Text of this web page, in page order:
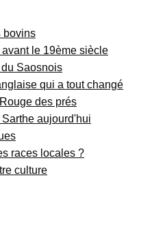
bovins
le 19ème siècle
Saosnois
qui a tout changé
des prés
aujourd'hui
races locales ?
culture